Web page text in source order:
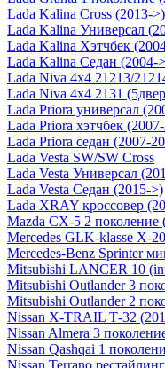
Lada Kalina Cross (2013->)
Lada Kalina Универсал
Lada Kalina Хэтчбек
Lada Kalina Седан (2004-
Lada Niva 4х4 21213/
Lada Niva 4х4 2131
Lada Priora универсал
Lada Priora хэтчбек
Lada Priora седан (2007-
Lada Vesta SW/SW Cross
Lada Vesta Универсал
Lada Vesta Седан (2015->)
Lada XRAY кроссовер
Mazda CX-5 2 поколение
Mercedes GLK-klasse Х-
Mercedes-Benz Sprinter
Mitsubishi LANCER 10
Mitsubishi Outlander 3
Mitsubishi Outlander 2
Nissan X-TRAIL Т-32
Nissan Almera 3
Nissan Qashqai 1
Nissan Terrano